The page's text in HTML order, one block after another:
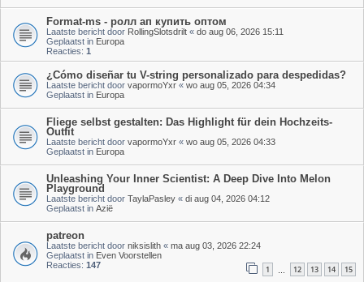
Format-ms - ролл ап купить оптом
Laatste bericht door RollingSlotsdrilt « do aug 06, 2026 15:11
Geplaatst in Europa
Reacties: 1
¿Cómo diseñar tu V-string personalizado para despedidas?
Laatste bericht door vapormoYxr « wo aug 05, 2026 04:34
Geplaatst in Europa
Fliege selbst gestalten: Das Highlight für dein Hochzeits-
Outfit
Laatste bericht door vapormoYxr « wo aug 05, 2026 04:33
Geplaatst in Europa
Unleashing Your Inner Scientist: A Deep Dive Into Melon
Playground
Laatste bericht door TaylaPasley « di aug 04, 2026 04:12
Geplaatst in Azië
patreon
Laatste bericht door niksislith « ma aug 03, 2026 22:24
Geplaatst in Even Voorstellen
Reacties: 147 1 12 13 14 15